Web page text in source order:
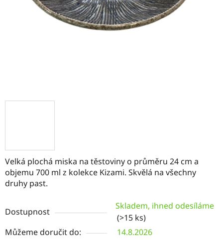
Velká plochá miska na těstoviny o průměru 24 cm a
objemu 700 ml z kolekce Kizami. Skvělá na všechny
druhy past.
Dostupnost
Skladem, ihned odesíláme
(>15 ks)
Můžeme doručit do:
14.8.2026